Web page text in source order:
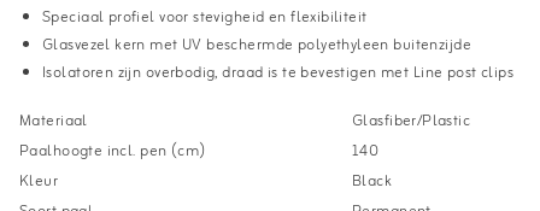
Speciaal profiel voor stevigheid en flexibiliteit
Glasvezel kern met UV beschermde polyethyleen buitenzijde
Isolatoren zijn overbodig, draad is te bevestigen met Line post clips
Materiaal
Glasfiber/Plastic
Paalhoogte incl. pen (cm)
140
Kleur
Black